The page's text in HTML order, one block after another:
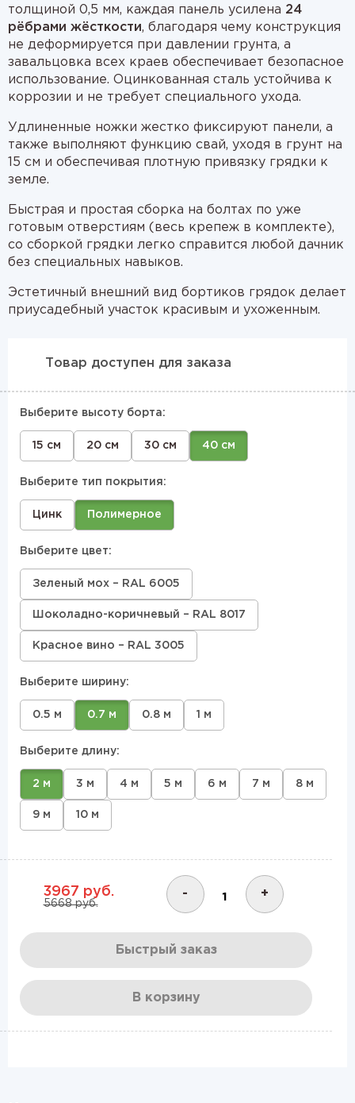
толщиной 0,5 мм, каждая панель усилена 24
рёбрами жёсткости, благодаря чему конструкция
не деформируется при давлении грунта, а
завальцовка всех краев обеспечивает безопасное
использование. Оцинкованная сталь устойчива к
коррозии и не требует специального ухода.
Удлиненные ножки жестко фиксируют панели, а
также выполняют функцию свай, уходя в грунт на
15 см и обеспечивая плотную привязку грядки к
земле.
Быстрая и простая сборка на болтах по уже
готовым отверстиям (весь крепеж в комплекте),
со сборкой грядки легко справится любой дачник
без специальных навыков.
Эстетичный внешний вид бортиков грядок делает
приусадебный участок красивым и ухоженным.
Товар доступен для заказа
Выберите высоту борта:
15 см 20 см 30 см 40 см
Выберите тип покрытия:
Цинк Полимерное
Выберите цвет:
Зеленый мох – RAL 6005
Шоколадно-коричневый – RAL 8017
Красное вино – RAL 3005
Выберите ширину:
0.5 м 0.7 м 0.8 м 1 м
Выберите длину:
2 м 3 м 4 м 5 м 6 м 7 м 8 м
9 м 10 м
3967 руб.
5668 руб.
- +
Быстрый заказ
В корзину